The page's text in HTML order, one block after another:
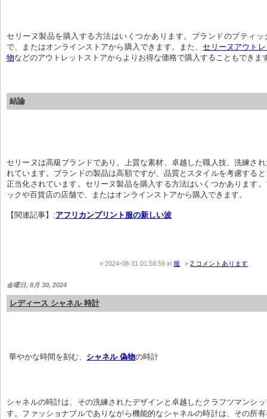
セリーヌ製品を購入する方法はいくつかあります。ブランドのブティッ
で、またはオンラインストアから購入できます。また、 セリーヌアウト
物などのアウトレットストアからよりお得な価格で購入することもできま
結論
セリーヌは高級ブランドであり、上質な素材、卓越した職人技、洗練さ
れています。ブランドの製品は高額ですが、品質とスタイルを考慮する
正当化されています。セリーヌ製品を購入する方法はいくつかあります
ックや百貨店の店舗で、またはオンラインストアから購入できます。
【関連記事】:アフリカンプリント服の新しい波
2024-08-31 01:58:58in 服 2 コメントあります
金曜日, 8月 30, 2024
レディース シャネル 時計
華やかな時間を刻む、 シャネル 偽物の時計
シャネルの時計は、その洗練されたデザインと卓越したクラフツマンシ
す。ファッショナブルでありながら機能的なシャネルの時計は、その所